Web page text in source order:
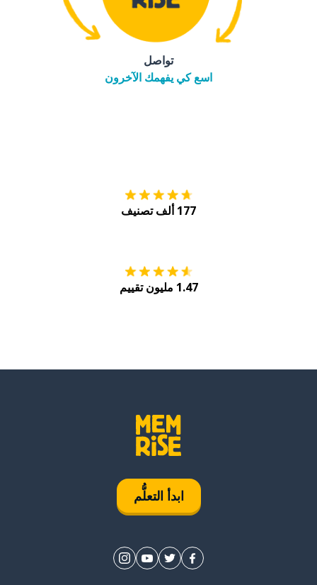
تواصل
اسع كي يفهمك الآخرون
177 ألف تصنيف
1.47 مليون تقييم
ابدأ التعلُّم